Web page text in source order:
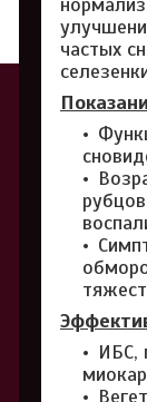
частых
ИБС,